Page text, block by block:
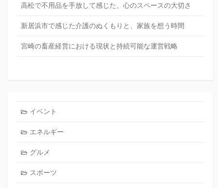
高松で不用品を手放して感じた、心のスペースの大切さ
新居浜市で感じた介護のぬくもりと、家族を想う時間
宮崎の畜産経営における現状と持続可能な運営戦略
イベント
エネルギー
グルメ
スポーツ